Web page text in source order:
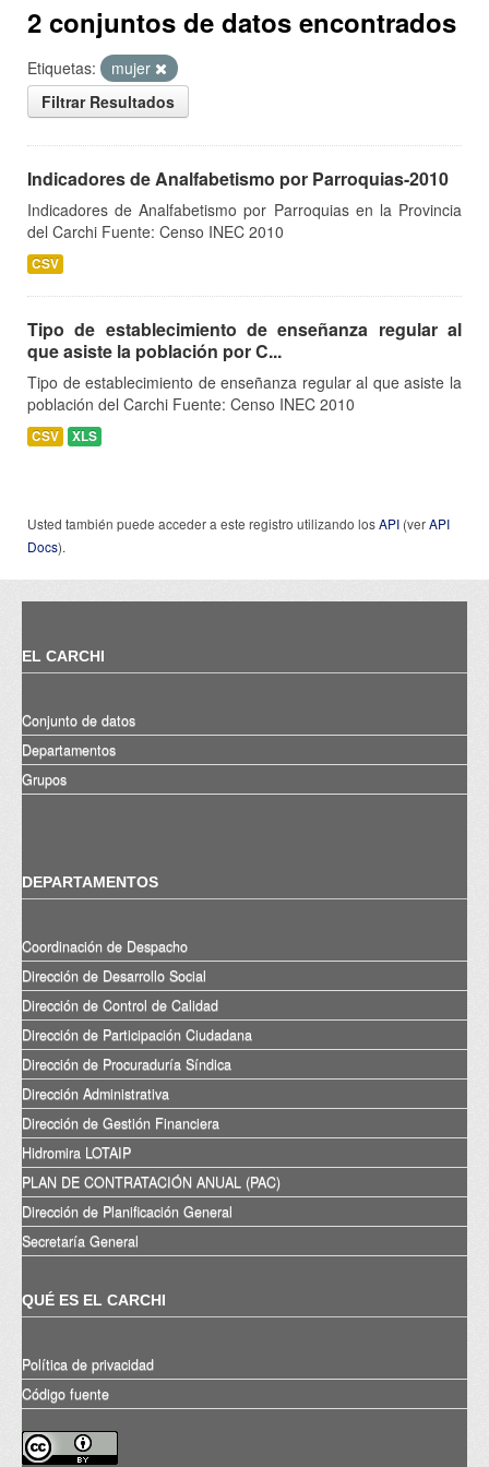
2 conjuntos de datos encontrados
Etiquetas:
mujer
Filtrar Resultados
Indicadores de Analfabetismo por Parroquias-2010
Indicadores de Analfabetismo por Parroquias en la Provincia
del Carchi Fuente: Censo INEC 2010
CSV
Tipo de establecimiento de enseñanza regular al
que asiste la población por C...
Tipo de establecimiento de enseñanza regular al que asiste la
población del Carchi Fuente: Censo INEC 2010
CSV XLS
Usted también puede acceder a este registro utilizando losAPI (verAPI
Docs).
EL CARCHI
Conjunto de datos
Departamentos
Grupos
DEPARTAMENTOS
Coordinación de Despacho
Dirección de Desarrollo Social
Dirección de Control de Calidad
Dirección de Participación Ciudadana
Dirección de Procuraduría Síndica
Dirección Administrativa
Dirección de Gestión Financiera
Hidromira LOTAIP
PLAN DE CONTRATACIÓN ANUAL (PAC)
Dirección de Planificación General
Secretaría General
QUÉ ES EL CARCHI
Política de privacidad
Código fuente